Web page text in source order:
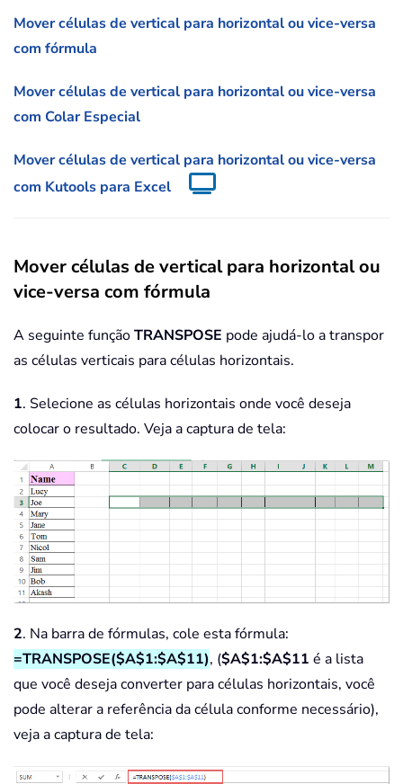
Mover células de vertical para horizontal ou vice-versa
com fórmula
Mover células de vertical para horizontal ou vice-versa
com Colar Especial
Mover células de vertical para horizontal ou vice-versa
com Kutools para Excel
Mover células de vertical para horizontal ou
vice-versa com fórmula
A seguinte funçãoTRANSPOSE pode ajudá-lo a transpor
as células verticais para células horizontais.
1. Selecione as células horizontais onde você deseja
colocar o resultado. Veja a captura de tela:
2. Na barra de fórmulas, cole esta fórmula:
=TRANSPOSE($A$1:$A$11), ($A$1:$A$11 é a lista
que você deseja converter para células horizontais, você
pode alterar a referência da célula conforme necessário),
veja a captura de tela: